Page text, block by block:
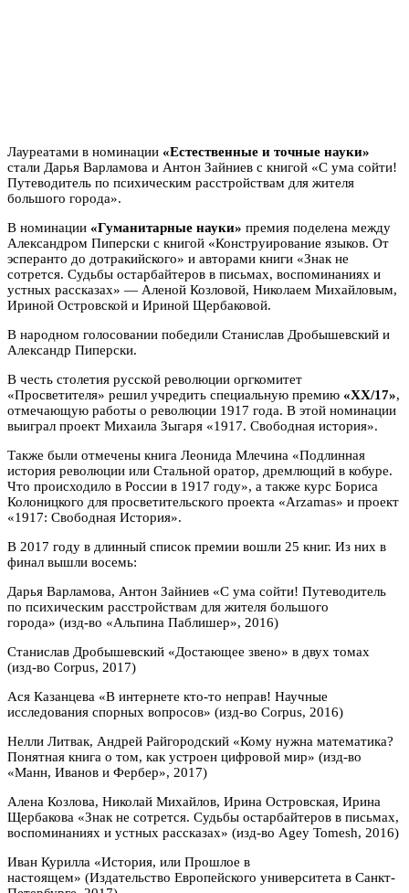
Лауреатами в номинации «Естественные и точные науки»
стали Дарья Варламова и Антон Зайниев с книгой «С ума сойти!
Путеводитель по психическим расстройствам для жителя
большого города».
В номинации «Гуманитарные науки» премия поделена между
Александром Пиперски с книгой «Конструирование языков. От
эсперанто до дотракийского» и авторами книги «Знак не
сотрется. Судьбы остарбайтеров в письмах, воспоминаниях и
устных рассказах» — Аленой Козловой, Николаем Михайловым,
Ириной Островской и Ириной Щербаковой.
В народном голосовании победили Станислав Дробышевский и
Александр Пиперски.
В честь столетия русской революции оргкомитет
«Просветителя» решил учредить специальную премию «ХХ/17»,
отмечающую работы о революции 1917 года. В этой номинации
выиграл проект Михаила Зыгаря «1917. Свободная история».
Также были отмечены книга Леонида Млечина «Подлинная
история революции или Стальной оратор, дремлющий в кобуре.
Что происходило в России в 1917 году», а также курс Бориса
Колоницкого для просветительского проекта «Arzamas» и проект
«1917: Свободная История».
В 2017 году в длинный список премии вошли 25 книг. Из них в
финал вышли восемь:
Дарья Варламова, Антон Зайниев «С ума сойти! Путеводитель
по психическим расстройствам для жителя большого
города» (изд-во «Альпина Паблишер», 2016)
Станислав Дробышевский «Достающее звено» в двух томах
(изд-во Corpus, 2017)
Ася Казанцева «В интернете кто-то неправ! Научные
исследования спорных вопросов» (изд-во Corpus, 2016)
Нелли Литвак, Андрей Райгородский «Кому нужна математика?
Понятная книга о том, как устроен цифровой мир» (изд-во
«Манн, Иванов и Фербер», 2017)
Алена Козлова, Николай Михайлов, Ирина Островская, Ирина
Щербакова «Знак не сотрется. Судьбы остарбайтеров в письмах,
воспоминаниях и устных рассказах» (изд-во Agey Tomesh, 2016)
Иван Курилла «История, или Прошлое в
настоящем» (Издательство Европейского университета в Санкт-